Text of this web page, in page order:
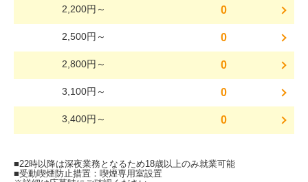
2,200円～ 0
2,500円～ 0
2,800円～ 0
3,100円～ 0
3,400円～ 0